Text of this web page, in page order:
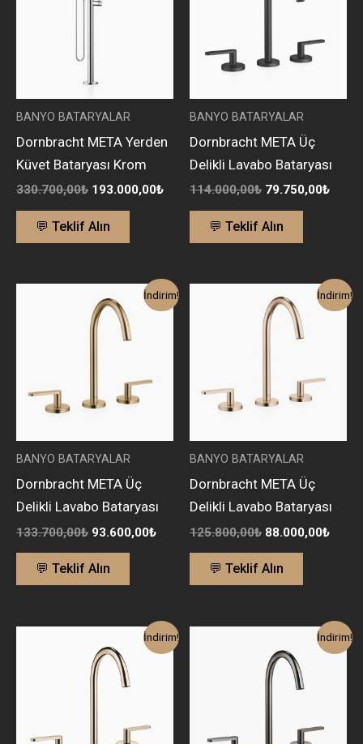
BANYO BATARYALAR
Dornbracht META Yerden
Küvet Bataryası Krom
330.700,00₺ 193.000,00₺
💬 Teklif Alın
BANYO BATARYALAR
Dornbracht META Üç
Delikli Lavabo Bataryası
114.000,00₺ 79.750,00₺
💬 Teklif Alın
İndirim!
BANYO BATARYALAR
Dornbracht META Üç
Delikli Lavabo Bataryası
133.700,00₺
fiyat:
133.700,00₺.
93.600,00₺
Şu
andaki
💬 Teklif Alın
İndirim!
BANYO BATARYALAR
Dornbracht META Üç
Delikli Lavabo Bataryası
125.800,00₺
fiyat:
125.800,00₺.
88.000,00₺
Şu
💬 Teklif Alın
İndirim!
fiyat:
125.800,00₺.
Şu
andaki
İndirim!
fiyat:
125.800,00₺.
Şu